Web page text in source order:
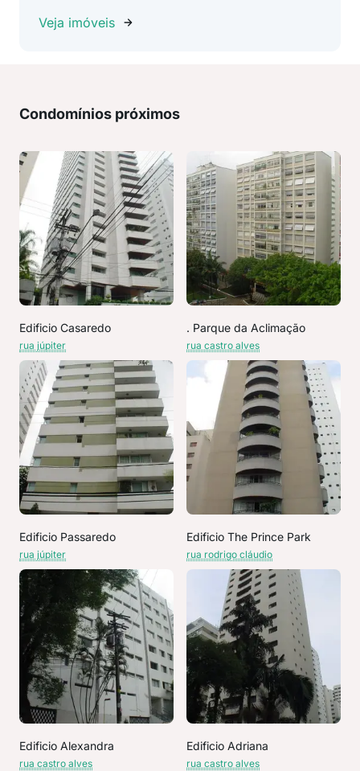
Veja imóveis
Condomínios próximos
Edificio Casaredo
rua júpiter
. Parque da Aclimação
rua castro alves
Edificio Passaredo
rua júpiter
Edificio The Prince Park
rua rodrigo cláudio
Edificio Alexandra
rua castro alves
Edificio Adriana
rua castro alves